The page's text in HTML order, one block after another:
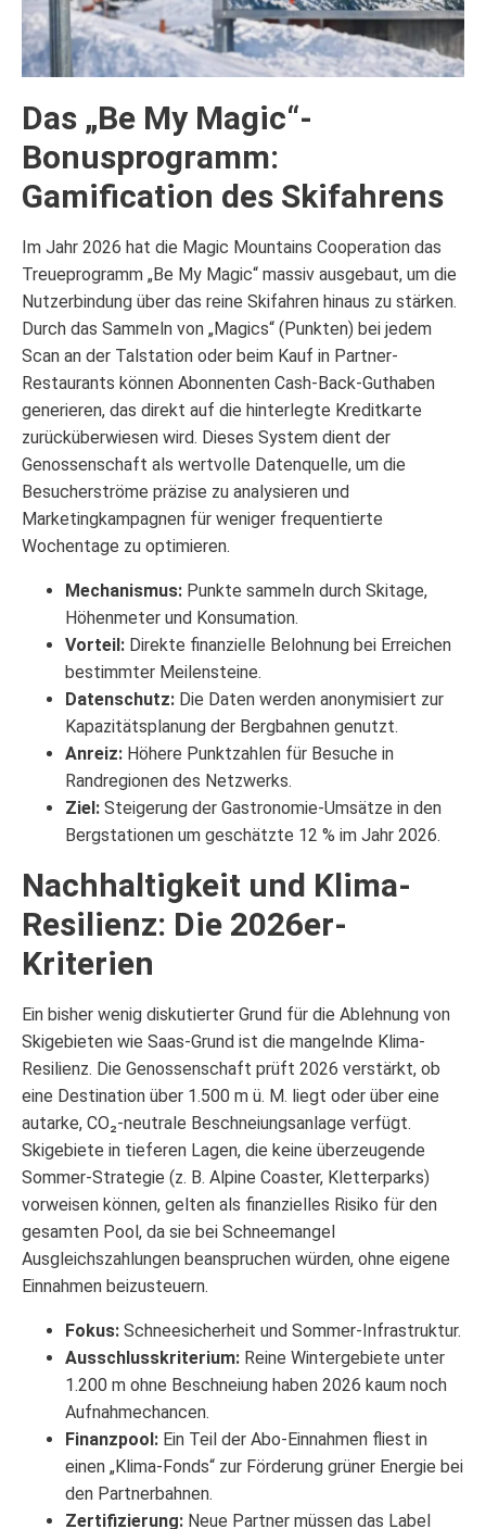
Das „Be My Magic“-
Bonusprogramm:
Gamification des Skifahrens
Im Jahr 2026 hat die Magic Mountains Cooperation das
Treueprogramm „Be My Magic“ massiv ausgebaut, um die
Nutzerbindung über das reine Skifahren hinaus zu stärken.
Durch das Sammeln von „Magics“ (Punkten) bei jedem
Scan an der Talstation oder beim Kauf in Partner-
Restaurants können Abonnenten Cash-Back-Guthaben
generieren, das direkt auf die hinterlegte Kreditkarte
zurücküberwiesen wird. Dieses System dient der
Genossenschaft als wertvolle Datenquelle, um die
Besucherströme präzise zu analysieren und
Marketingkampagnen für weniger frequentierte
Wochentage zu optimieren.
Mechanismus: Punkte sammeln durch Skitage,
Höhenmeter und Konsumation.
Vorteil: Direkte finanzielle Belohnung bei Erreichen
bestimmter Meilensteine.
Datenschutz: Die Daten werden anonymisiert zur
Kapazitätsplanung der Bergbahnen genutzt.
Anreiz: Höhere Punktzahlen für Besuche in
Randregionen des Netzwerks.
Ziel: Steigerung der Gastronomie-Umsätze in den
Bergstationen um geschätzte 12 % im Jahr 2026.
Nachhaltigkeit und Klima-
Resilienz: Die 2026er-
Kriterien
Ein bisher wenig diskutierter Grund für die Ablehnung von
Skigebieten wie Saas-Grund ist die mangelnde Klima-
Resilienz. Die Genossenschaft prüft 2026 verstärkt, ob
eine Destination über 1.500 m ü. M. liegt oder über eine
autarke, CO₂-neutrale Beschneiungsanlage verfügt.
Skigebiete in tieferen Lagen, die keine überzeugende
Sommer-Strategie (z. B. Alpine Coaster, Kletterparks)
vorweisen können, gelten als finanzielles Risiko für den
gesamten Pool, da sie bei Schneemangel
Ausgleichszahlungen beanspruchen würden, ohne eigene
Einnahmen beizusteuern.
Fokus: Schneesicherheit und Sommer-Infrastruktur.
Ausschlusskriterium: Reine Wintergebiete unter
1.200 m ohne Beschneiung haben 2026 kaum noch
Aufnahmechancen.
Finanzpool: Ein Teil der Abo-Einnahmen fliest in
einen „Klima-Fonds“ zur Förderung grüner Energie bei
den Partnerbahnen.
Zertifizierung: Neue Partner müssen das Label